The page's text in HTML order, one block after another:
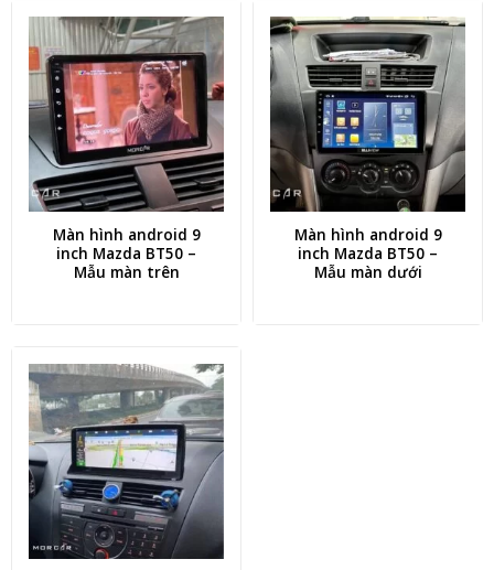
Màn hình android 9
inch Mazda BT50 –
Mẫu màn trên
Màn hình android 9
inch Mazda BT50 –
Mẫu màn dưới